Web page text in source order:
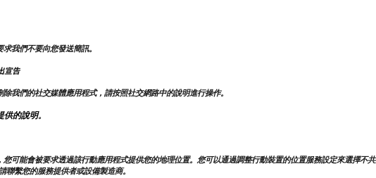
我們不要向您發送簡訊。
宣告
我們的社交媒體應用程式，請按照社交網路中的說明進行操作。
供的說明。
您可能會被要求透過該行動應用程式提供您的地理位置。您可以通過調整行動裝置的位置服務設定來選擇不
聯繫您的服務提供者或設備製造商。